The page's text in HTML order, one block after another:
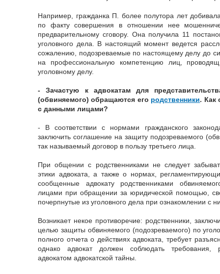
Например, гражданка П. более полутора лет
по факту совершения в отношении нее
предварительному сговору. Она получила 11
уголовного дела. В настоящий момент ведется
сожалению, подозреваемые по настоящему делу до
на профессиональную компетенцию лиц,
уголовному делу.
- Зачастую к адвокатам для
(обвиняемого) обращаются его родственники. Как
с данными лицами?
- В соответствии с нормами гражданского
заключить соглашение на защиту подозреваемого
так называемый договор в пользу третьего лица.
При общении с родственниками не следует
этики адвоката, а также о нормах,
сообщенные адвокату родственниками
лицами при обращении за юридической помощью,
почерпнутые из уголовного дела при ознакомлении с
Возникает некое противоречие: родственники,
целью защиты обвиняемого (подозреваемого) по
полного отчета о действиях адвоката, требует
однако адвокат должен соблюдать требования,
адвокатом адвокатской тайны.